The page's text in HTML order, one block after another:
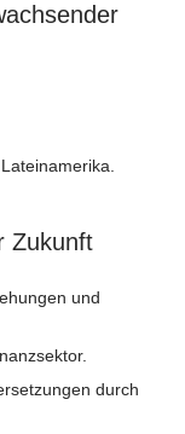
Zukunft
und
durch